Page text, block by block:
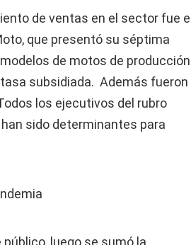
de ventas en el sector fue el
que presentó su séptima
de motos de producción
subsidiada. Además fueron
los ejecutivos del rubro
sido determinantes para
luego se sumó la